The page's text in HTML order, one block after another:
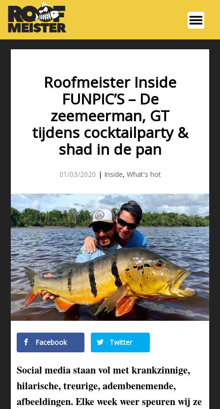
Roofmeister Inside
FUNPIC’S – De
zeemeerman, GT
tijdens cocktailparty &
shad in de pan
01/03/2020 | Inside, What's hot
Facebook Twitter
Social media staan vol met krankzinnige,
hilarische, treurige, adembenemende,
afbeeldingen. Elke week weer speuren wij ze